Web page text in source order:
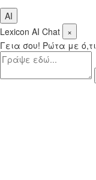
AI
Lexicon AI Chat
×
Γεια σου! Ρώτα με